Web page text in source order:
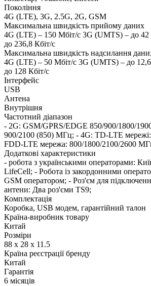
Покоління
4G (LTE), 3G, 2.5G, 2G, GSM
Максимальна швидкість прийому даних
4G (LTE) – 150 Мбіт/c 3G (UMTS) – до
до 236,8 Кбіт/с
Максимальна швидкість надсилання
4G (LTE) – 50 Мбіт/c 3G (UMTS) – до
до 128 Кбіт/с
Інтерфейс
USB
Антена
Внутрішня
Частотний діапазон
- 2G: GSM/GPRS/EDGE 850/900/1800/
900/2100 (850) МГц; - 4G: TD-LTE
FDD-LTE мережа: 800/1800/2100/2600
Додаткові характеристики
- робота з українськими операторами:
LifeCell; - Робота із закордонними
GSM оператором; - Роз'єм для
антени: Два роз'єми TS9;
Комплектація
Коробка, USB модем, гарантійний талон
Країна-виробник товару
Китай
Розміри
88 х 28 х 11.5
Країна реєстрації бренду
Китай
Гарантія
6 місяців